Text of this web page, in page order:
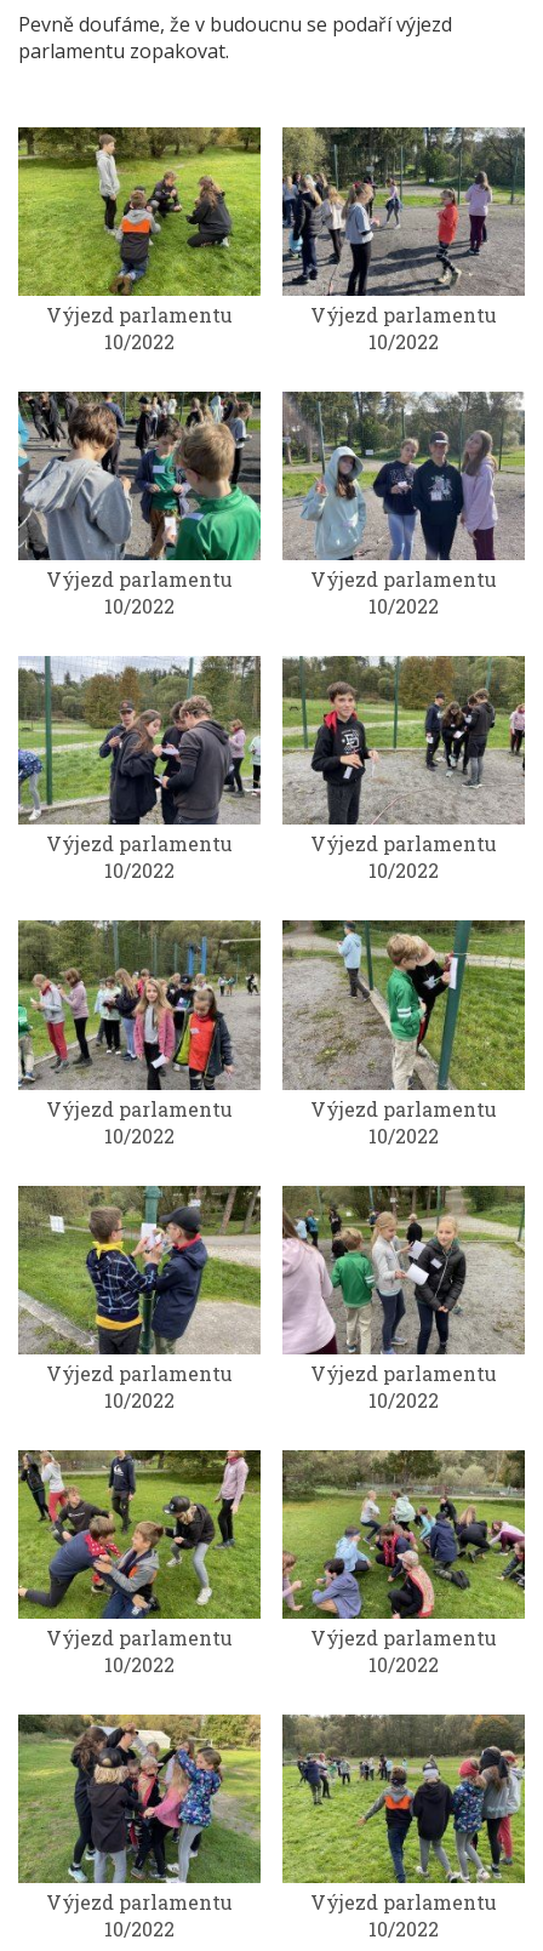
Pevně doufáme, že v budoucnu se podaří výjezd
parlamentu zopakovat.
Výjezd parlamentu
10/2022
Výjezd parlamentu
10/2022
Výjezd parlamentu
10/2022
Výjezd parlamentu
10/2022
Výjezd parlamentu
10/2022
Výjezd parlamentu
10/2022
Výjezd parlamentu
10/2022
Výjezd parlamentu
10/2022
Výjezd parlamentu
10/2022
Výjezd parlamentu
10/2022
Výjezd parlamentu
10/2022
Výjezd parlamentu
10/2022
Výjezd parlamentu
10/2022
Výjezd parlamentu
10/2022